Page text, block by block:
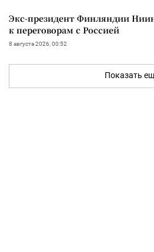
Экс-президент Финляндии
к переговорам с Россией
8 августа 2026, 00:52
Показать